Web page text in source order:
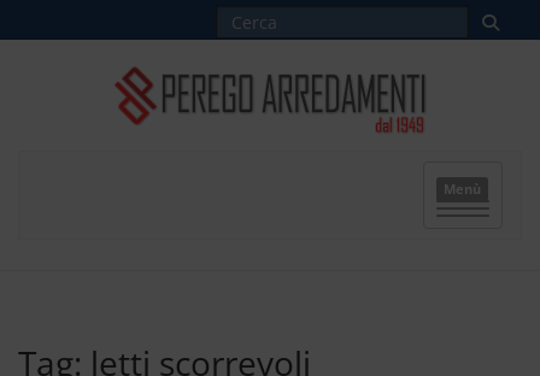
Menù
Tag: letti scorrevoli